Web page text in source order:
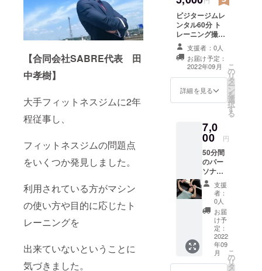
【合同会社SABRE代表 田
中孝樹】
大手フィットネスジムに2年
程従事し、
フィットネスジムの問題点
をいくつか発見しました。
利用されている方がマシン
の使い方や目的に応じたト
レーニングを
出来ていないということに
気づきました。
希望の
部位を
備考欄
に記載
お願い
致しま
す。
ビジタージムレ
ンタル60分 ト
レーニング撮影
などご自由にお
使いください。
感謝の気持ちを
込めたお礼の
メールも送らさ
せて頂きます 有
効期限 2022年
9月1日〜2023年
支援者：0人
お届け予定：
2022年09月
詳細を見る
こ
の
リ
タ
ー
ン
を
選
択
す
る
7,0
00 円
50分間
のパー
ソナル
トレー
ニング1
回で
す。 場
所は愛
知県江
南市で
す。 感
謝の気
持ちを
支援
者：
0人
お届
け予
定：
2022
年09
月
こ
の
リ
タ